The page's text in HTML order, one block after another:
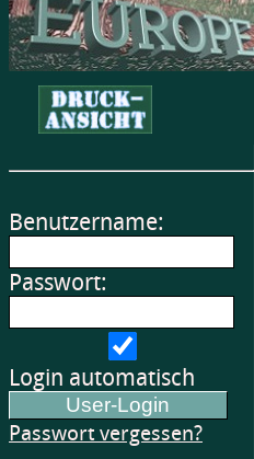
Benutzername:
Passwort:
Login automatisch
Passwort vergessen?